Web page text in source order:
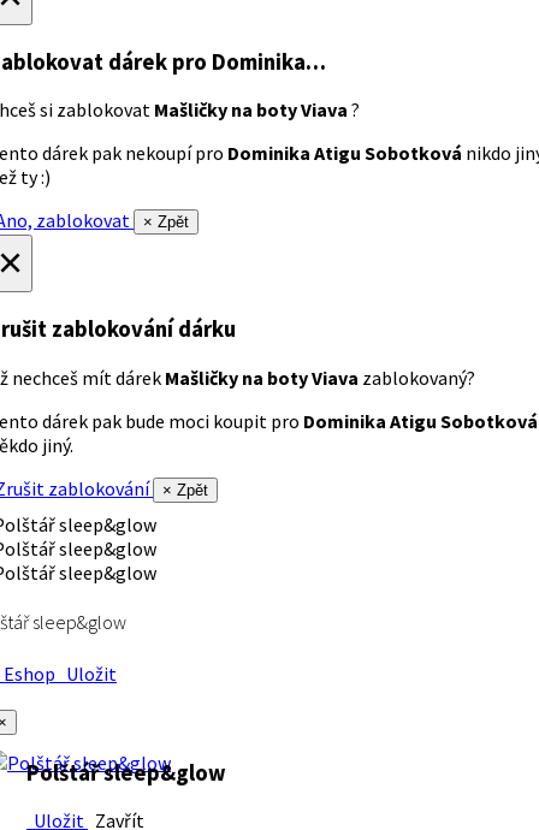
dárek pro Dominika…
si zablokovat Mašličky na boty Viava ?
dárek pak nekoupí pro Dominika Atigu Sobotková nikdo
ty :)
zablokovat
× Zpět
zablokování dárku
nechceš mít dárek Mašličky na boty Viava zablokovaný?
dárek pak bude moci koupit pro Dominika Atigu Sobotková
jiný.
zablokování
× Zpět
sleep&glow
Uložit
Polštář sleep&glow
Uložit Zavřít